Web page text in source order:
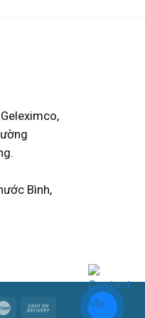
Bình,